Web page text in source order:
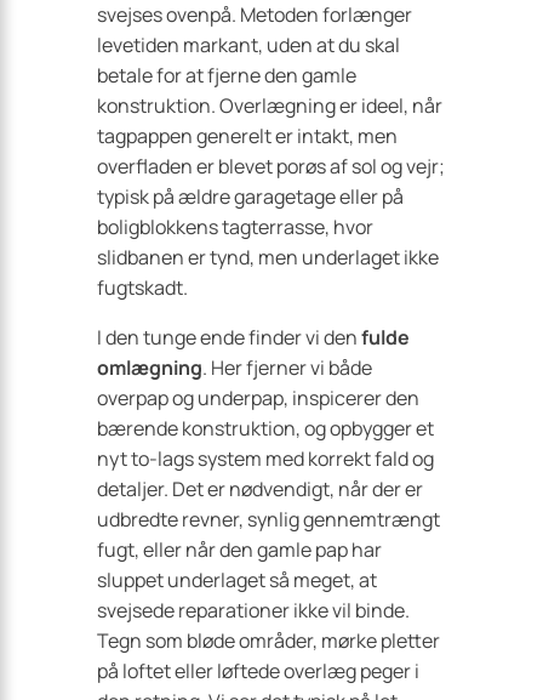
svejses ovenpå. Metoden forlænger
levetiden markant, uden at du skal
betale for at fjerne den gamle
konstruktion. Overlægning er ideel, når
tagpappen generelt er intakt, men
overfladen er blevet porøs af sol og vejr;
typisk på ældre garagetage eller på
bolig­blokkens tagterrasse, hvor
slidbanen er tynd, men underlaget ikke
fugtskadt.
I den tunge ende finder vi denfulde
omlægning. Her fjerner vi både
overpap og underpap, inspicerer den
bærende konstruktion, og opbygger et
nyt to-lags system med korrekt fald og
detaljer. Det er nødvendigt, når der er
udbredte revner, synlig gennemtrængt
fugt, eller når den gamle pap har
sluppet underlaget så meget, at
svejsede reparationer ikke vil binde.
Tegn som bløde områder, mørke pletter
på loftet eller løftede overlæg peger i